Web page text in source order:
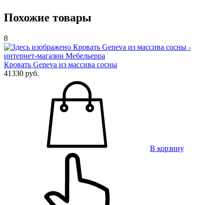
Похожие товары
8
Кровать Geneva из массива сосны
41330 руб.
В корзину